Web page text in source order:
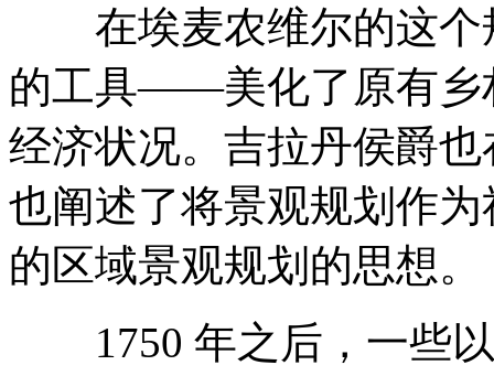
在埃麦农维尔的这个
的工具——美化了原有乡
经济状况。吉拉丹侯爵
也阐述了将景观规划作
的区域景观规划的思想。
1750 年之后，一些以